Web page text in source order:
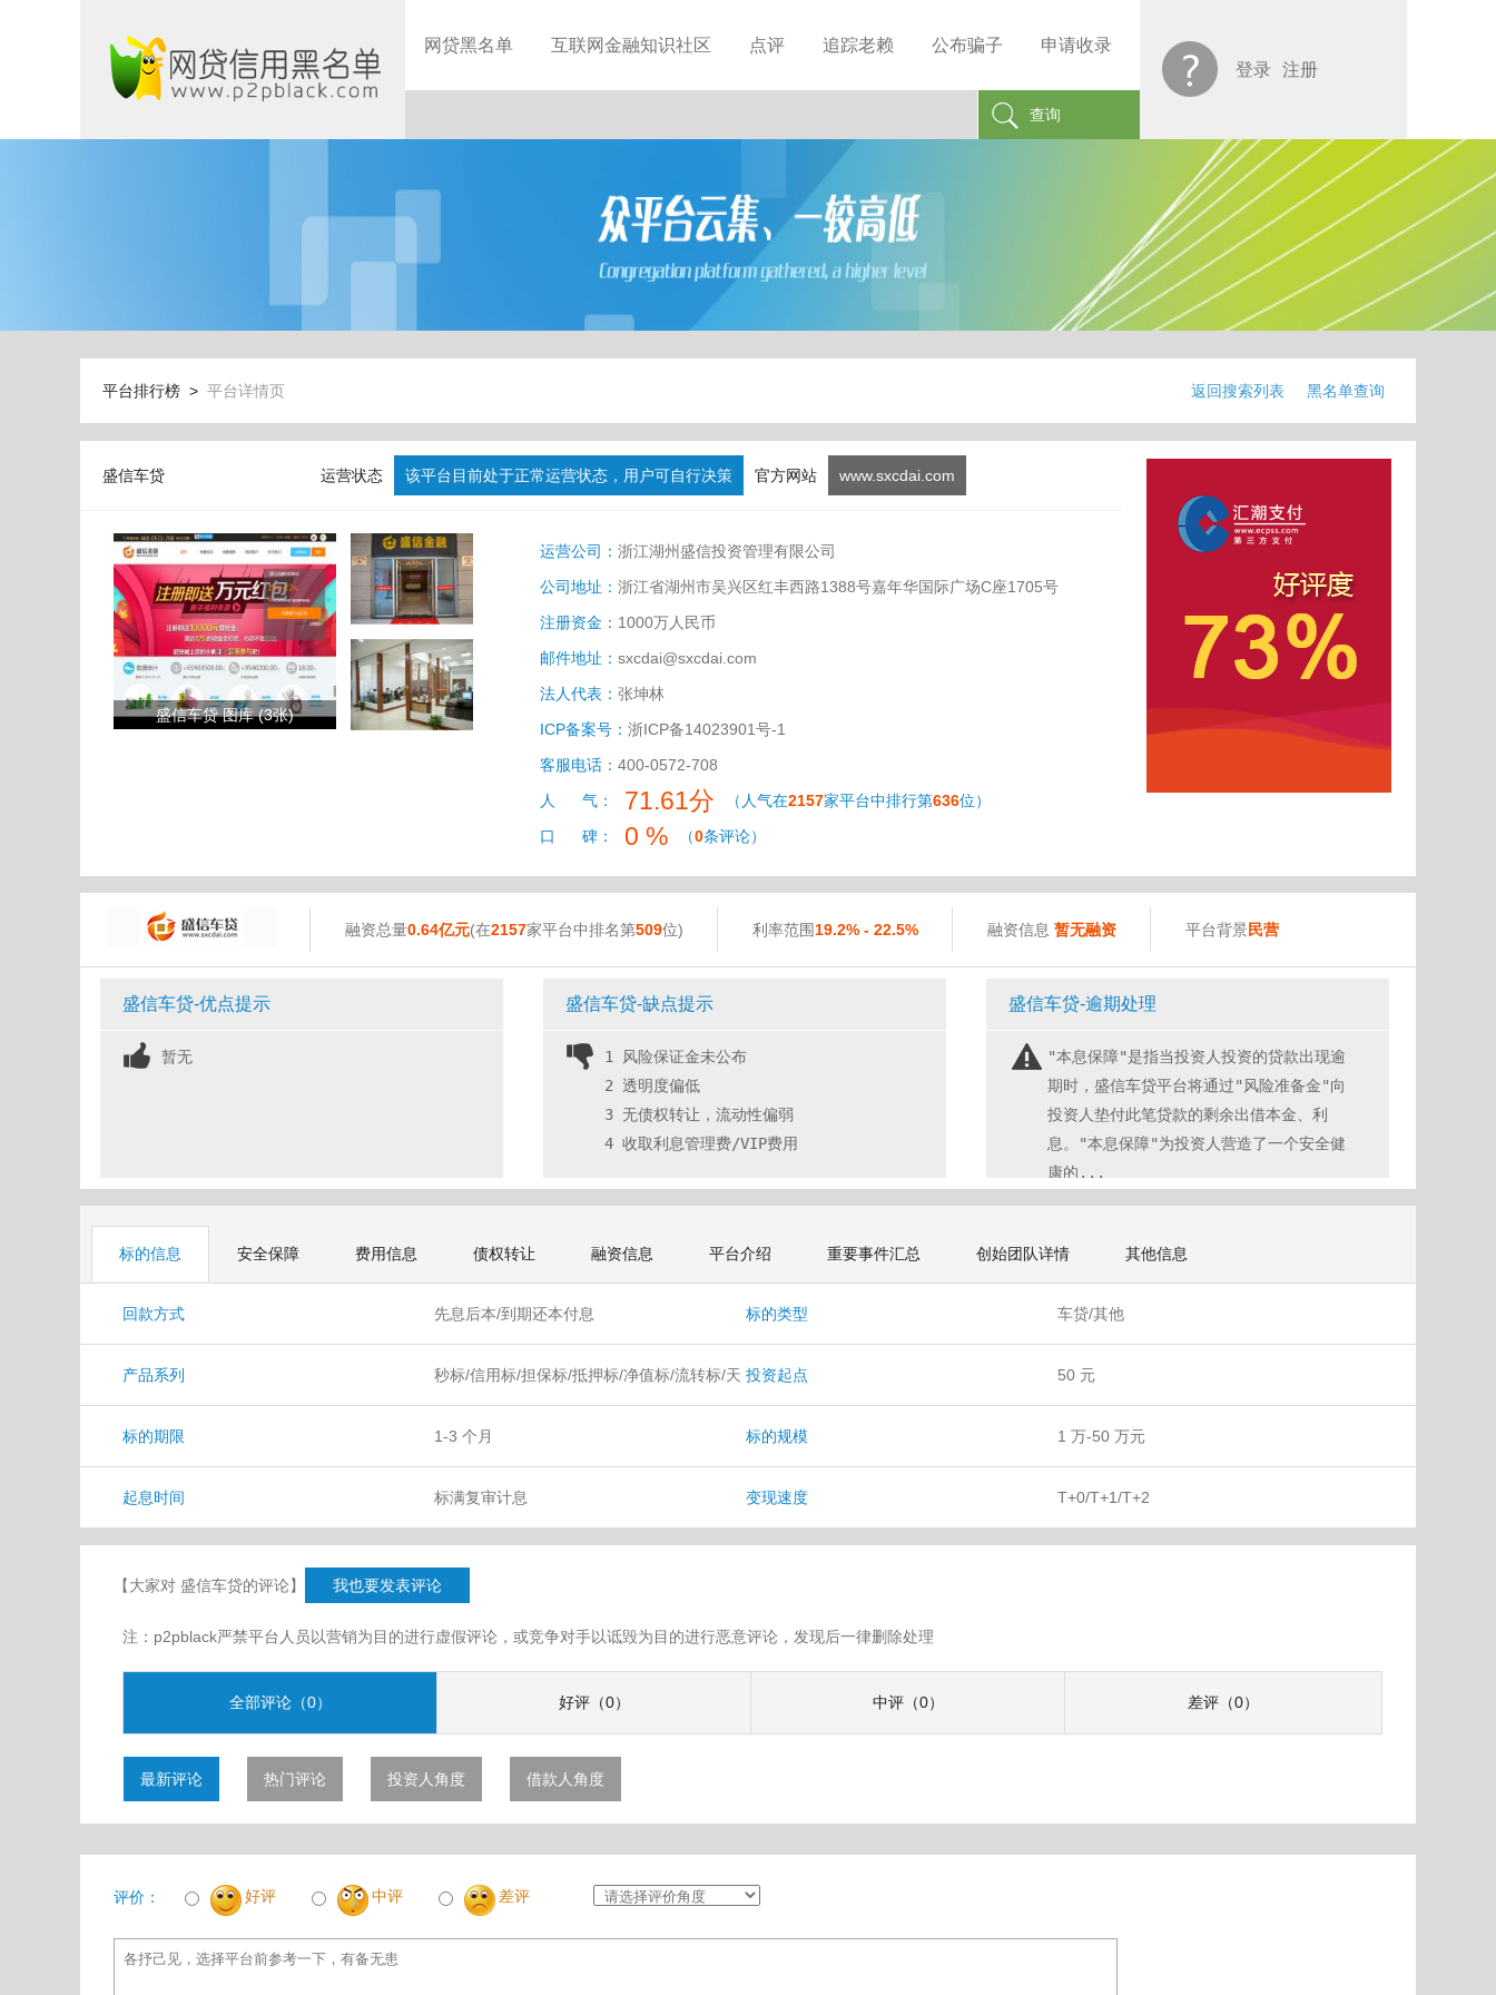
网贷黑名单 互联网金融知识社区 点评 追踪老赖 公布骗子 申请收录
查询
登录 注册
平台排行榜 > 平台详情页 返回搜索列表 黑名单查询
盛信车贷 运营状态 该平台目前处于正常运营状态，用户可自行决策 官方网站 www.sxcdai.com
盛信车贷 图库 (3张)
运营公司： 浙江湖州盛信投资管理有限公司
公司地址： 浙江省湖州市吴兴区红丰西路1388号嘉年华国际广场C座1705号
注册资金： 1000万人民币
邮件地址： sxcdai@sxcdai.com
法人代表： 张坤林
ICP备案号： 浙ICP备14023901号-1
客服电话： 400-0572-708
人 气：
71.61分 （人气在2157家平台中排行第636位）
口 碑：
0 % （0条评论）
融资总量0.64亿元(在2157家平台中排名第509位) 利率范围19.2% - 22.5% 融资信息 暂无融资 平台背景民营
盛信车贷-优点提示
暂无
盛信车贷-缺点提示
1 风险保证金未公布
2 透明度偏低
3 无债权转让，流动性偏弱
4 收取利息管理费/VIP费用
盛信车贷-逾期处理
"本息保障"是指当投资人投资的贷款出现逾
期时，盛信车贷平台将通过"风险准备金"向
投资人垫付此笔贷款的剩余出借本金、利
息。"本息保障"为投资人营造了一个安全健
康的...
标的信息 安全保障 费用信息 债权转让 融资信息 平台介绍 重要事件汇总 创始团队详情 其他信息
回款方式 先息后本/到期还本付息 标的类型 车贷/其他
产品系列 秒标/信用标/担保标/抵押标/净值标/流转标/天 投资起点 50 元
标的期限 1-3 个月 标的规模 1 万-50 万元
起息时间 标满复审计息 变现速度 T+0/T+1/T+2
【大家对 盛信车贷的评论】 我也要发表评论
注：p2pblack严禁平台人员以营销为目的进行虚假评论，或竞争对手以诋毁为目的进行恶意评论，发现后一律删除处理
全部评论（0） 好评（0） 中评（0） 差评（0）
最新评论 热门评论 投资人角度 借款人角度
评价： 好评 中评 差评